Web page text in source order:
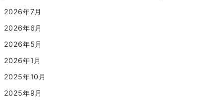
2026年7月
2026年6月
2026年5月
2026年1月
2025年10月
2025年9月